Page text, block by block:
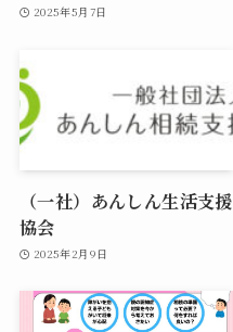
2025年5月7日
（一社）あんしん生活支援
協会
2025年2月9日